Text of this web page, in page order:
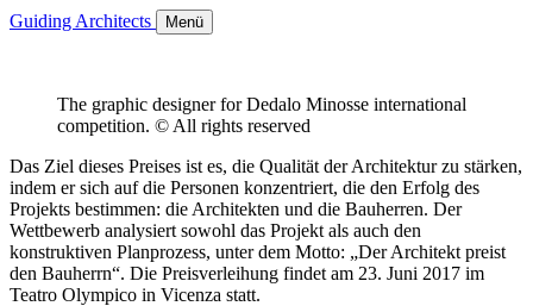
Guiding Architects Menü
The graphic designer for Dedalo Minosse international
competition. © All rights reserved
Das Ziel dieses Preises ist es, die Qualität der Architektur zu stärken,
indem er sich auf die Personen konzentriert, die den Erfolg des
Projekts bestimmen: die Architekten und die Bauherren. Der
Wettbewerb analysiert sowohl das Projekt als auch den
konstruktiven Planprozess, unter dem Motto: „Der Architekt preist
den Bauherrn“. Die Preisverleihung findet am 23. Juni 2017 im
Teatro Olympico in Vicenza statt.